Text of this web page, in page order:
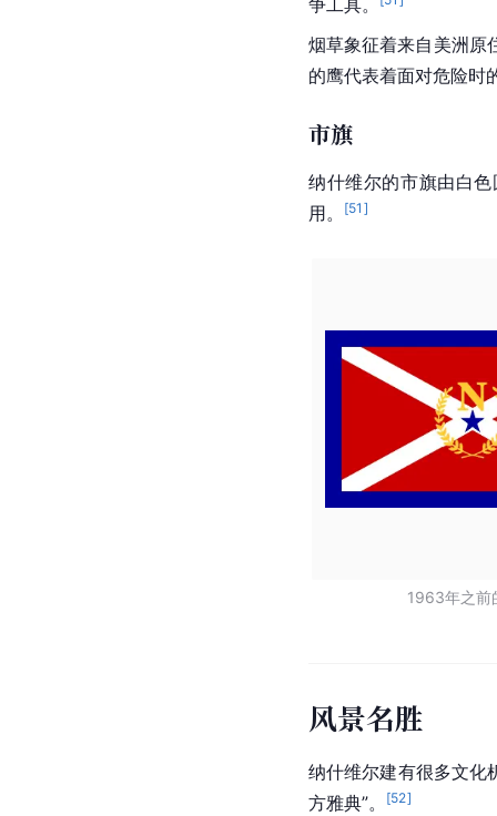
争工具。
烟草象征着来自美洲原
的鹰代表着面对危险时
市旗
纳什维尔的市旗由白
用。
[51 ]
1963年之前
风景名胜
纳什维尔建有很多文化
方雅典”。
[52]